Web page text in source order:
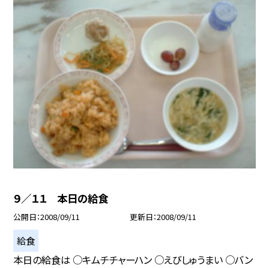
９／１１ 本日の給食
公開日 2008/09/11 更新日 2008/09/11
給食
本日の給食は ○キムチチャーハン ○えびしゅうまい ○バン